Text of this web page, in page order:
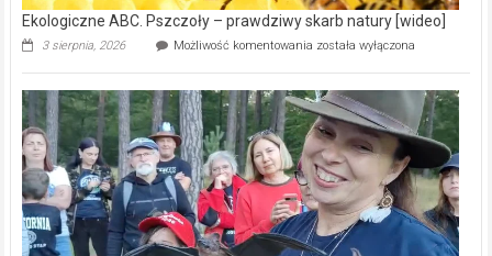
Ekologiczne ABC. Pszczoły – prawdziwy skarb natury [wideo]
3 sierpnia, 2026 Możliwość komentowania Ekologiczne
–
prawdziwy
skarb
natury
[wideo]
została wyłączona